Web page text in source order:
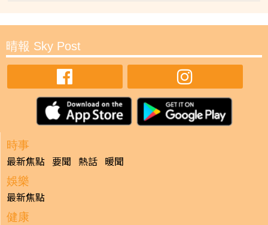
晴報 Sky Post
時事
最新焦點 要聞 熱話 暖聞
娛樂
最新焦點
健康